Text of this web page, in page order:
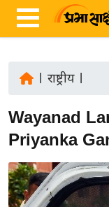
ज़ा
ख
र
रा
राष्ट्रीय|
Wayanad
Priyanka